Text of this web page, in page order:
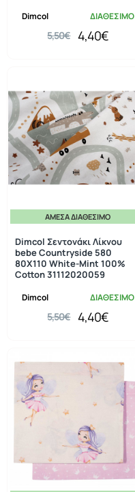
Dimcol ΔΙΑΘΕΣΙΜΟ
4,40€
5,50€
ΆΜΕΣΑ ΔΙΑΘΈΣΙΜΟ
Dimcol ΔΙΑΘΕΣΙΜΟ
Dimcol Σεντονάκι Λίκνου
bebe Countryside 580
80X110 White-Mint 100%
Cotton 31112020059
4,40€
5,50€